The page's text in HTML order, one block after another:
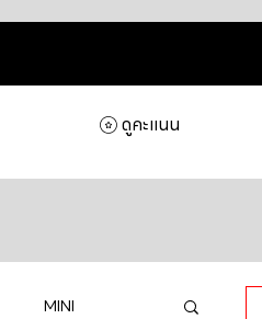
ดูคะแนน
MINI